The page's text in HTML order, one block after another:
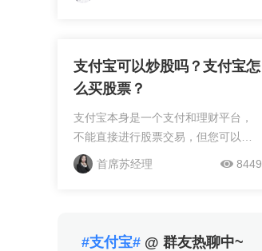
关注自选股，并进行模拟交易来练
支付宝可以炒股吗？支付宝怎
么买股票？
支付宝本身是一个支付和理财平台，
不能直接进行股票交易，但您可以通
过它连接到合作的证券公司来间接实
现炒股。具体来说，支付宝提供了证
首席苏经理 8449
#支付宝# @ 群友热聊中~